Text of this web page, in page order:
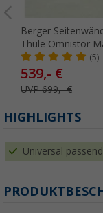
Berger
Thule Omnistor
Anbauhöhe 240 -
Stück)
(5)
539,- €
UVP 699,- €
HIGHLIGHTS
Universal passend